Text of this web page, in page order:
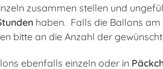
zusammen stellen und
haben. Falls die Ballons
bitte an die Anzahl der
ebenfalls einzeln oder in